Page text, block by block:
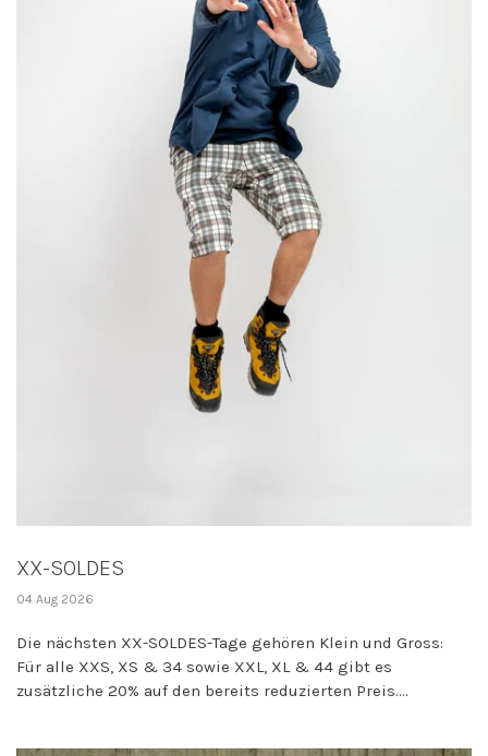
XX-SOLDES
04 Aug 2026
Die nächsten XX-SOLDES-Tage gehören Klein und Gross:
Für alle XXS, XS & 34 sowie XXL, XL & 44 gibt es
zusätzliche 20% auf den bereits reduzierten Preis....